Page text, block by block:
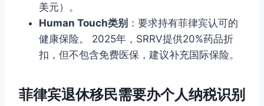
美元）。
Human Touch类别 ：要求持有菲律宾认可的
健康保险。 2025年，SRRV提供20%药品折
扣，但不包含免费医保，建议补充国际保险。
菲律宾退休移民需要办个人纳税识别